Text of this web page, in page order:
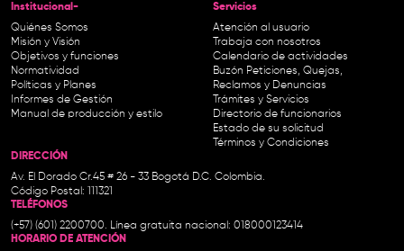
Institucional-
Quiénes Somos
Misión y Visión
Objetivos y funciones
Normatividad
Políticas y Planes
Informes de Gestión
Manual de producción y estilo
Servicios
Atención al usuario
Trabaja con nosotros
Calendario de actividades
Buzón Peticiones, Quejas,
Reclamos y Denuncias
Trámites y Servicios
Directorio de funcionarios
Estado de su solicitud
Términos y Condiciones
DIRECCIÓN
Av. El Dorado Cr.45 # 26 - 33 Bogotá D.C. Colombia.
Código Postal: 111321
TELÉFONOS
(+57) (601) 2200700. Línea gratuita nacional: 018000123414
HORARIO DE ATENCIÓN